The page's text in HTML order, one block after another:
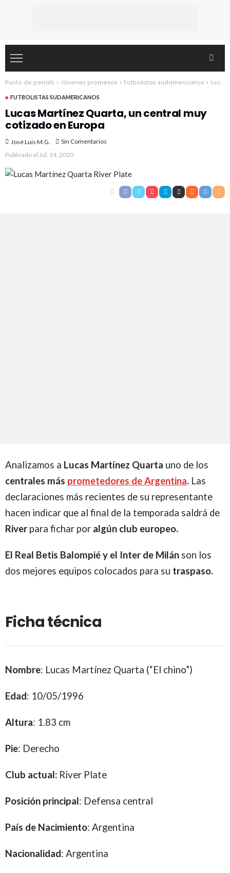
Punto de penalti > Jóvenes promesas > Futbolistas sudamericanos > Lucas Martínez Quarta, un central muy cotizado en Europa
FUTBOLISTAS SUDAMERICANOS
Lucas Martínez Quarta, un central muy
cotizado en Europa
José Luis M.G.
Sin Comentarios
Publicado el Jul. 14, 2020
Analizamos a Lucas Martínez Quarta uno de los
centrales más prometedores de Argentina. Las
declaraciones más recientes de su representante
hacen indicar que al final de la temporada saldrá de
River para fichar por algún club europeo.
El Real Betis Balompié y el Inter de Milán son los
dos mejores equipos colocados para su traspaso.
Ficha técnica
Nombre: Lucas Martínez Quarta (“El chino”)
Edad: 10/05/1996
Altura: 1.83 cm
Pie: Derecho
Club actual: River Plate
Posición principal: Defensa central
País de Nacimiento: Argentina
Nacionalidad: Argentina